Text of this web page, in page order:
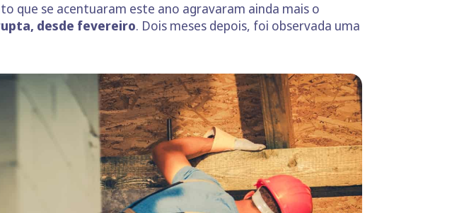
que se acentuaram este ano agravaram ainda mais o
desde fevereiro. Dois meses depois, foi observada uma